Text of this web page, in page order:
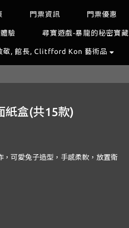
門票資訊 門票優惠
驗 尋寶遊戲-暴龍的秘密寶藏
敬, 館長, Clitfford Kon 藝術品
紙盒(共15款)
可愛兔子造型，手感柔軟，放置衛